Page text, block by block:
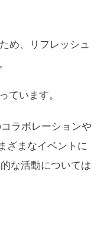
め、リフレッシュ
ています。
ラボレーションや
ざまなイベントに
な活動については